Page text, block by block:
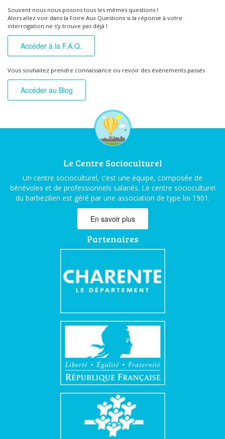
Souvent nous nous posons tous les mêmes questions !
Alors allez voir dans la Foire Aux Questions si la réponse à votre
interrogation ne s'y trouve pas déjà !
Accéder à la F.A.Q.
Vous souhaitez prendre connaissance ou revoir des événements passés
Accéder au Blog
Le Centre Socioculturel
Un centre socioculturel, c’est une équipe, composée de
bénévoles et de professionnels salariés. Le centre socioculturel
du barbezilien est géré par une association de type loi 1901.
En savoir plus
Partenaires